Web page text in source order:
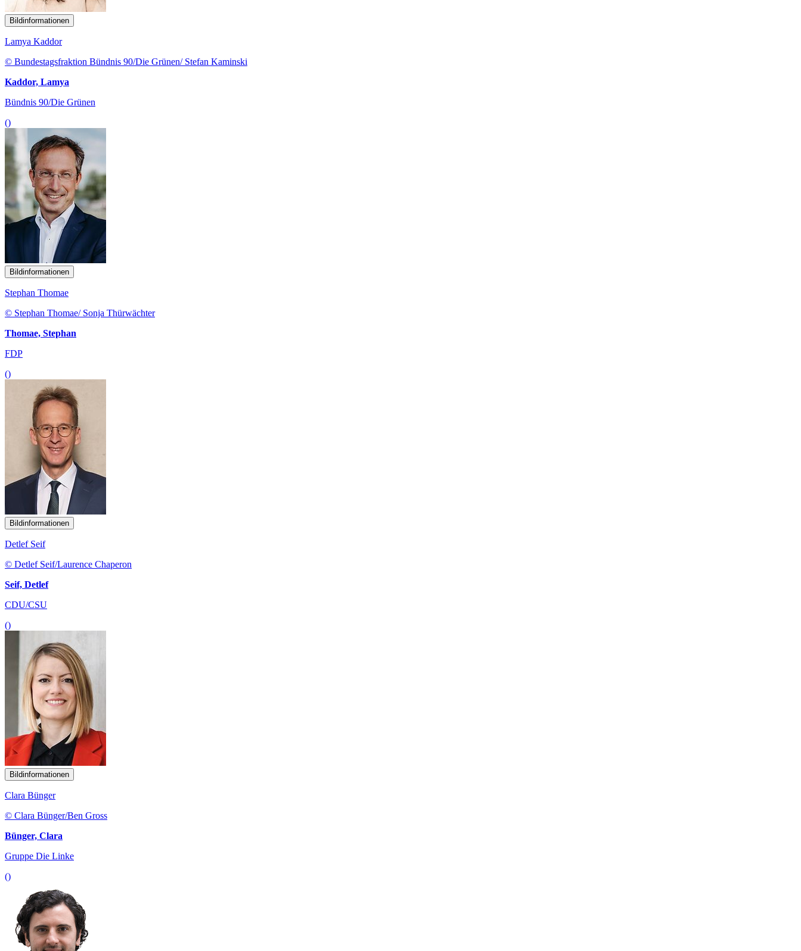
Bildinformationen
Lamya Kaddor
© Bundestagsfraktion Bündnis 90/Die Grünen/ Stefan Kaminski
Kaddor, Lamya
Bündnis 90/Die Grünen
()
Bildinformationen
Stephan Thomae
© Stephan Thomae/ Sonja Thürwächter
Thomae, Stephan
FDP
()
Bildinformationen
Detlef Seif
© Detlef Seif/Laurence Chaperon
Seif, Detlef
CDU/CSU
()
Bildinformationen
Clara Bünger
© Clara Bünger/Ben Gross
Bünger, Clara
Gruppe Die Linke
()